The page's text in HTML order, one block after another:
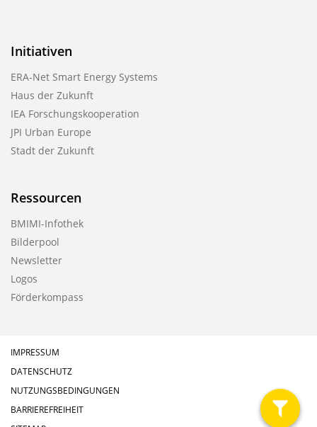
filter
Initiativen
ERA-Net Smart Energy Systems
Haus der Zukunft
IEA Forschungskooperation
JPI Urban Europe
Stadt der Zukunft
Ressourcen
BMIMI-Infothek
Bilderpool
Newsletter
Logos
Förderkompass
IMPRESSUM
DATENSCHUTZ
NUTZUNGSBEDINGUNGEN
BARRIEREFREIHEIT